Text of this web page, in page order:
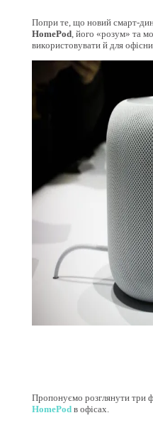
Попри те, що новий смарт-
HomePod, його «розум» та
використовувати й для
Пропонуємо розглянути три
HomePodв офісах.